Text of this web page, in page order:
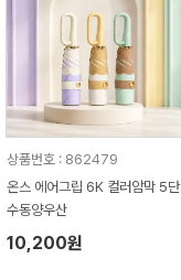
상품번호 : 862479
온스 에어그립 6K 컬러암막 5단
수동양우산
10,200원